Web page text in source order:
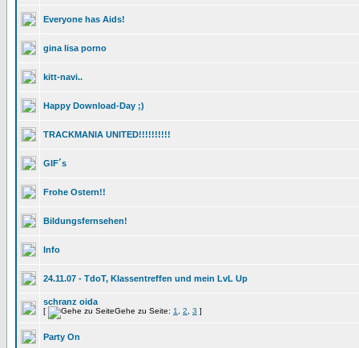
Everyone has Aids!
gina lisa porno
kitt-navi..
Happy Download-Day ;)
TRACKMANIA UNITED!!!!!!!!!!
GIF´s
Frohe Ostern!!
Bildungsfernsehen!
Info
24.11.07 - TdoT, Klassentreffen und mein LvL Up
schranz oida
[ Gehe zu Seite: 1 2 3 ]
Party On